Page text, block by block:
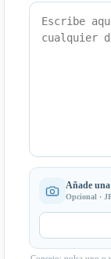
Añade
Opcional ·